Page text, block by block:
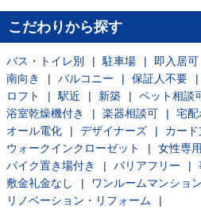
こだわりから探す
バス・トイレ別 駐車場 即入居可
南向き
バルコニー 保証人不要
ロフト
駅近 新築 ペット相談
浴室乾燥機付き
楽器相談可 宅配
オール電化
デザイナーズ
カー
ウォークインクローゼット
女性専用
バイク置き場付き
バリアフリー
敷金礼金なし
ワンルームマンション
リノベーション・リフォーム